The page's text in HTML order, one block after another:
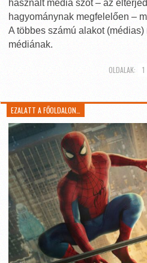
használt média szót – az
hagyománynak megfelelően –
A többes számú alakot
médiának.
OLDALAK: 1
EZALATT A FŐOLDALON…